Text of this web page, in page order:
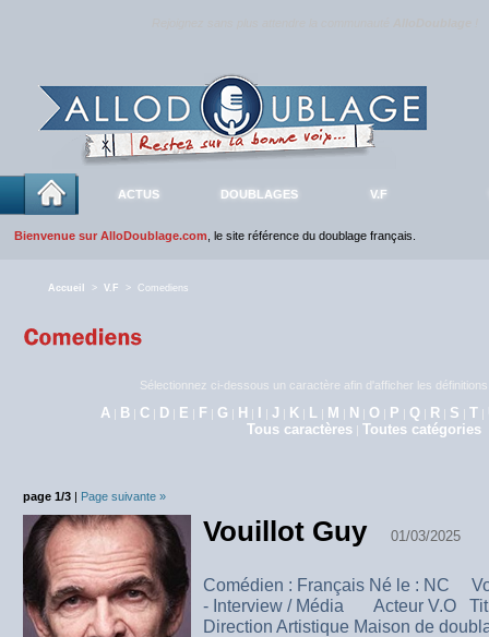
ACTUS DOUBLAGES V.F
Bienvenue sur AlloDoublage.com , le site référence du doublage français.
Accueil > V.F > Comediens
Sélectionnez ci-dessous un caractère afin d'afficher les
A | B | C | D | E | F | G | H | I |J | K | L | M | N | O | P | Q | R | S | T |
Tous caractères | Toutes catégories
page 1/3 | Page suivante »
Vouillot Guy 01/03/2025
Comédien : Français Né le : NC
- Interview / Média Acteur V.O
Direction Artistique Maison de